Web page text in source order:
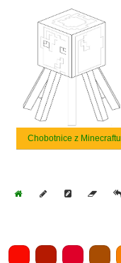
Chobotnice z Minecraftu